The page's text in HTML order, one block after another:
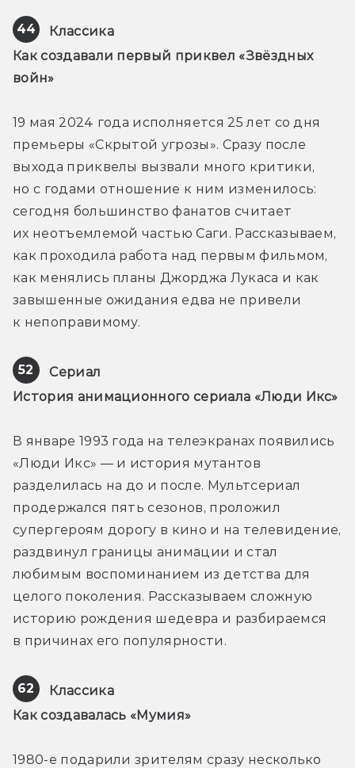
44
Классика
Как создавали первый приквел «Звёздных
войн»
19 мая 2024 года исполняется 25 лет со дня
премьеры «Скрытой угрозы». Сразу после
выхода приквелы вызвали много критики,
но с годами отношение к ним изменилось:
сегодня большинство фанатов считает
их неотъемлемой частью Саги. Рассказываем,
как проходила работа над первым фильмом,
как менялись планы Джорджа Лукаса и как
завышенные ожидания едва не привели
к непоправимому.
52
Сериал
История анимационного сериала «Люди Икс»
В январе 1993 года на телеэкранах появились
«Люди Икс» — и история мутантов
разделилась на до и после. Мультсериал
продержался пять сезонов, проложил
супергероям дорогу в кино и на телевидение,
раздвинул границы анимации и стал
любимым воспоминанием из детства для
целого поколения. Рассказываем сложную
историю рождения шедевра и разбираемся
в причинах его популярности.
62
Классика
Как создавалась «Мумия»
1980-е подарили зрителям сразу несколько